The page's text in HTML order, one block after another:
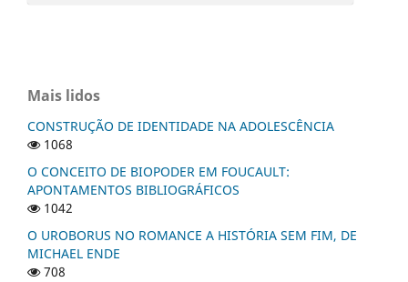
Mais lidos
CONSTRUÇÃO DE IDENTIDADE NA ADOLESCÊNCIA
1068
O CONCEITO DE BIOPODER EM FOUCAULT:
APONTAMENTOS BIBLIOGRÁFICOS
1042
O UROBORUS NO ROMANCE A HISTÓRIA SEM FIM, DE
MICHAEL ENDE
708